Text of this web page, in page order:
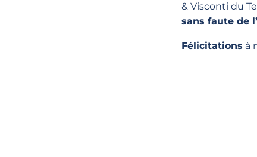
& Visconti du
sans faute de
Félicitations à